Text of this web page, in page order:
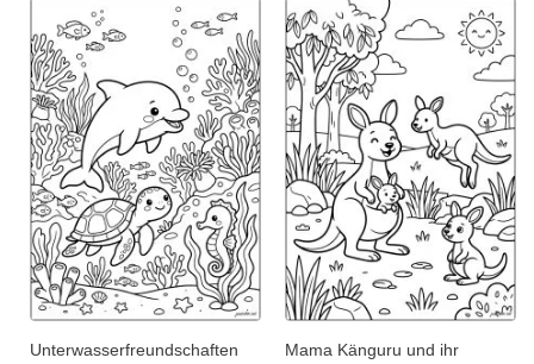
Unterwasserfreundschaften
Mama Känguru und ihr